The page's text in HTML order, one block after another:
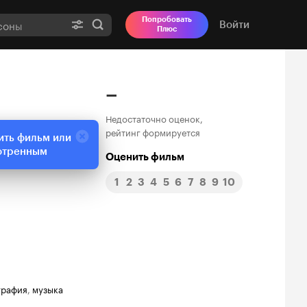
Попробовать
Плюс
Войти
–
Недостаточно оценок,
рейтинг формируется
Оценить фильм
1 2 3 4 5 6 7 8 9 10
, музыка
фильм или